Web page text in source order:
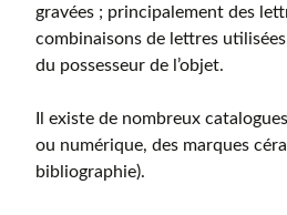
gravées ; principalement des
combinaisons de lettres
du possesseur de l’objet.
Il existe de nombreux
ou numérique, des marques
bibliographie).